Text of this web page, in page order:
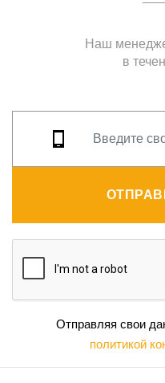
Наш
в
Отправляя свои
политикой